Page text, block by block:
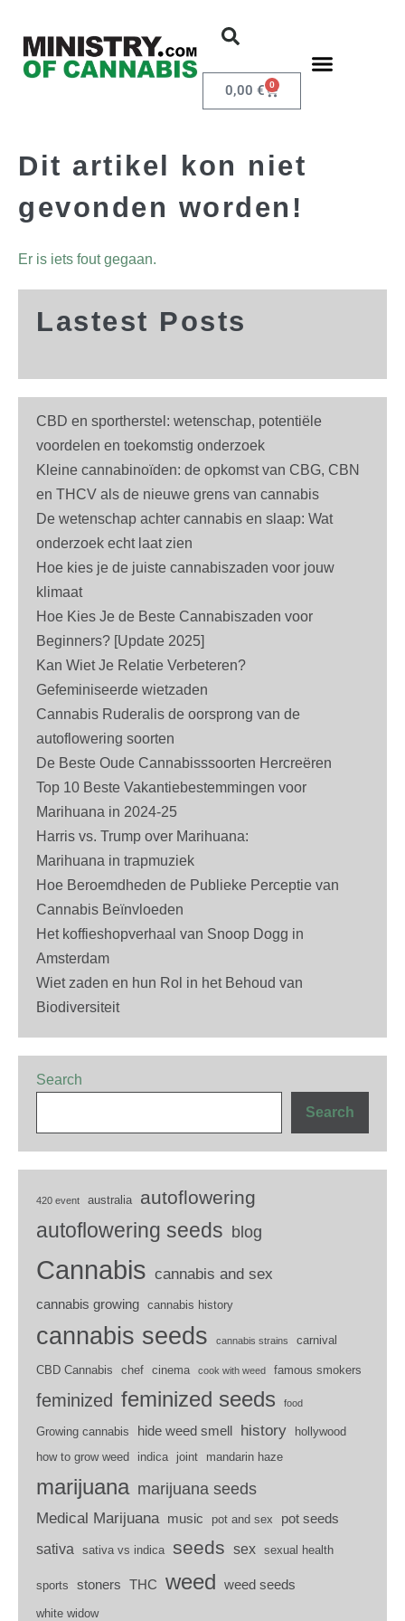
0,00 € 0
Dit artikel kon niet
gevonden worden!
Er is iets fout gegaan.
Lastest Posts
CBD en sportherstel: wetenschap, potentiële
voordelen en toekomstig onderzoek
Kleine cannabinoïden: de opkomst van CBG, CBN
en THCV als de nieuwe grens van cannabis
De wetenschap achter cannabis en slaap: Wat
onderzoek echt laat zien
Hoe kies je de juiste cannabiszaden voor jouw
klimaat
Hoe Kies Je de Beste Cannabiszaden voor
Beginners? [Update 2025]
Kan Wiet Je Relatie Verbeteren?
Gefeminiseerde wietzaden
Cannabis Ruderalis de oorsprong van de
autoflowering soorten
De Beste Oude Cannabisssoorten Hercreëren
Top 10 Beste Vakantiebestemmingen voor
Marihuana in 2024-25
Harris vs. Trump over Marihuana:
Marihuana in trapmuziek
Hoe Beroemdheden de Publieke Perceptie van
Cannabis Beïnvloeden
Het koffieshopverhaal van Snoop Dogg in
Amsterdam
Wiet zaden en hun Rol in het Behoud van
Biodiversiteit
Search
Search
420 event australia autoflowering
autoflowering seeds blog
Cannabis cannabis and sex
cannabis growing cannabis history
cannabis seeds cannabis strains carnival
CBD Cannabis chef cinema cook with weed famous smokers
feminized feminized seeds food
Growing cannabis hide weed smell history
hollywood
how to grow weed
indica joint mandarin haze
marijuana marijuana seeds
Medical Marijuana
music pot and sex pot seeds
sativa sativa vs indica seeds sex sexual health
sports stoners THC weed weed seeds
white widow